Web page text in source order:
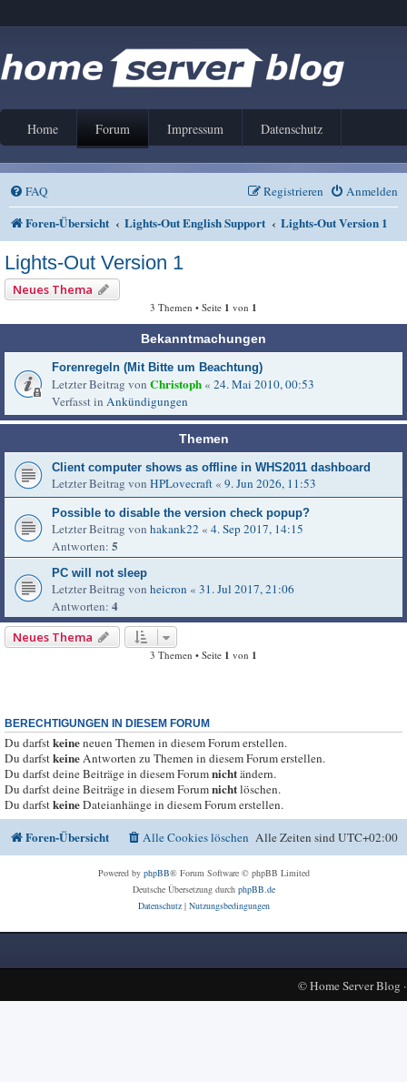
Home Forum Impressum Datenschutz
FAQ Anmelden
Registrieren
Foren-Übersicht Lights-Out English Support Lights-Out Version 1
Lights-Out Version 1
Neues Thema
3 Themen • Seite 1 von 1
Bekanntmachungen
Forenregeln (Mit Bitte um Beachtung)
Letzter Beitrag von Christoph « 24. Mai 2010, 00:53
Verfasst in Ankündigungen
Themen
Client computer shows as offline in WHS2011 dashboard
Letzter Beitrag von HPLovecraft « 9. Jun 2026, 11:53
Possible to disable the version check popup?
Letzter Beitrag von hakank22 « 4. Sep 2017, 14:15
Antworten: 5
PC will not sleep
Letzter Beitrag von heicron « 31. Jul 2017, 21:06
Antworten: 4
Neues Thema
3 Themen • Seite 1 von 1
BERECHTIGUNGEN IN DIESEM FORUM
Du darfstkeineneuen Themen in diesem Forum erstellen.
Du darfstkeineAntworten zu Themen in diesem Forum erstellen.
Du darfst deine Beiträge in diesem Forumnichtändern.
Du darfst deine Beiträge in diesem Forumnichtlöschen.
Du darfstkeineDateianhänge in diesem Forum erstellen.
Foren-Übersicht Alle Zeiten sindUTC+02:00
Alle Cookies löschen
Powered by phpBB® Forum Software © phpBB Limited
Deutsche Übersetzung durch phpBB.de
Datenschutz| Nutzungsbedingungen
©Home Server Blog